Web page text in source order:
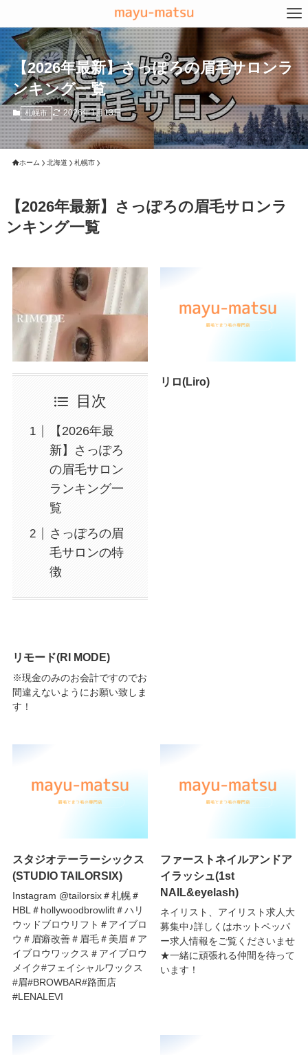
【2026年最新】さっぽろの眉毛サロンラ
ンキング一覧
札幌市 2026年1月13日
ホーム 北海道 札幌市
【2026年最新】さっぽろの眉毛サロンラ
ンキング一覧
目次
【2026年最
新】さっぽろ
の眉毛サロン
ランキング一
覧
さっぽろの眉
毛サロンの特
徴
リモード(RI MODE)
※現金のみのお会計ですのでお
間違えないようにお願い致しま
す！
リロ(Liro)
スタジオテーラーシックス
(STUDIO TAILORSIX)
Instagram @tailorsix＃札幌＃
HBL＃hollywoodbrowlift＃ハリ
ウッドブロウリフト＃アイブロ
ウ＃眉癖改善＃眉毛＃美眉＃ア
イブロウワックス＃アイブロウ
メイク#フェイシャルワックス
#眉#BROWBAR#路面店
#LENALEVI
ファーストネイルアンドア
イラッシュ(1st
NAIL&eyelash)
ネイリスト、アイリスト求人大
募集中♪詳しくはホットペッパ
ー求人情報をご覧くださいませ
★一緒に頑張れる仲間を待って
います！